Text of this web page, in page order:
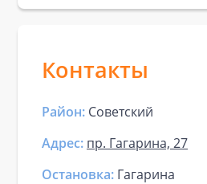
Контакты
Район: Советский
Адрес: пр. Гагарина, 27
Остановка: Гагарина